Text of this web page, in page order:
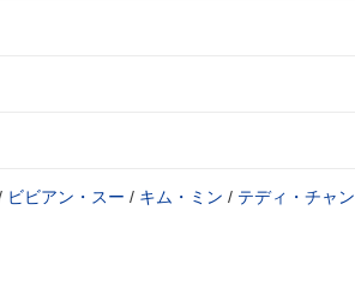
ビビアン・スー / キム・ミン / テディ・チャン